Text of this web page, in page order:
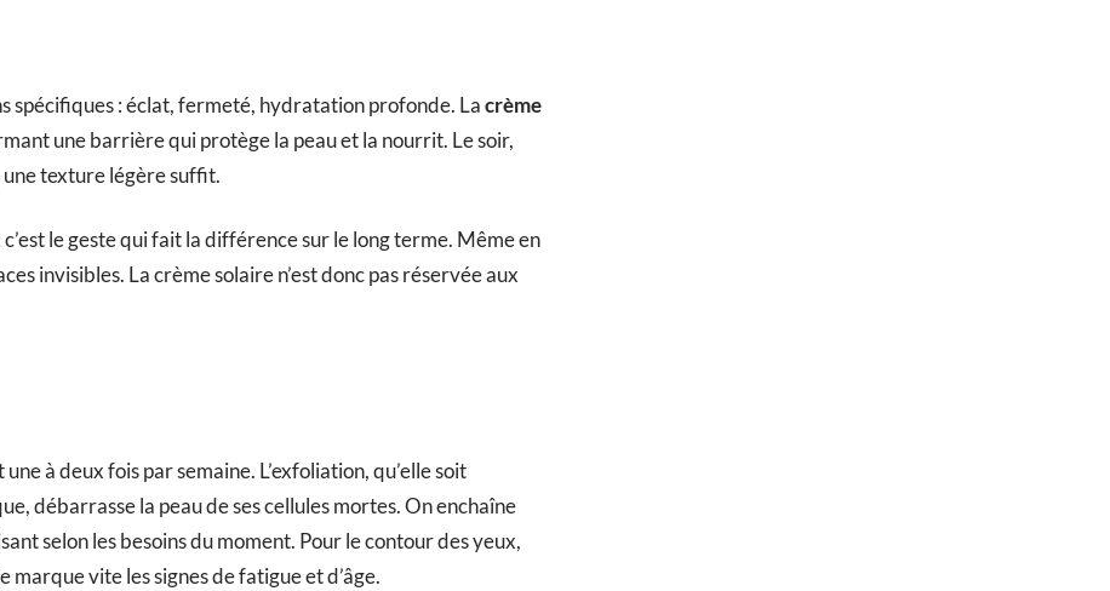
spécifiques : éclat, fermeté, hydratation profonde. Lacrème
une barrière qui protège la peau et la nourrit. Le soir,
texture légère suffit.
c’est le geste qui fait la différence sur le long terme. Même en
invisibles. La crème solaire n’est donc pas réservée aux
à deux fois par semaine. L’exfoliation, qu’elle soit
débarrasse la peau de ses cellules mortes. On enchaîne
selon les besoins du moment. Pour le contour des yeux,
vite les signes de fatigue et d’âge.